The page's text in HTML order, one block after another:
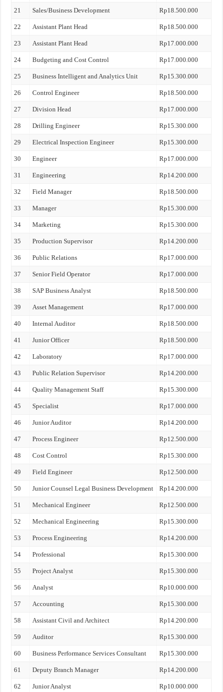
21 Sales/Business Development Rp18.500.000
22 Assistant Plant Head Rp18.500.000
23 Assistant Plant Head Rp17.000.000
24 Budgeting and Cost Control Rp17.000.000
25 Business Intelligent and Analytics Unit Rp15.300.000
26 Control Engineer Rp18.500.000
27 Division Head Rp17.000.000
28 Drilling Engineer Rp15.300.000
29 Electrical Inspection Engineer Rp15.300.000
30 Engineer Rp17.000.000
31 Engineering Rp14.200.000
32 Field Manager Rp18.500.000
33 Manager Rp15.300.000
34 Marketing Rp15.300.000
35 Production Supervisor Rp14.200.000
36 Public Relations Rp17.000.000
37 Senior Field Operator Rp17.000.000
38 SAP Business Analyst Rp18.500.000
39 Asset Management Rp17.000.000
40 Internal Auditor Rp18.500.000
41 Junior Officer Rp18.500.000
42 Laboratory Rp17.000.000
43 Public Relation Supervisor Rp14.200.000
44 Quality Management Staff Rp15.300.000
45 Specialist Rp17.000.000
46 Junior Auditor Rp14.200.000
47 Process Engineer Rp12.500.000
48 Cost Control Rp15.300.000
49 Field Engineer Rp12.500.000
50 Junior Counsel Legal Business Development Rp14.200.000
51 Mechanical Engineer Rp12.500.000
52 Mechanical Engineering Rp15.300.000
53 Process Engineering Rp14.200.000
54 Professional Rp15.300.000
55 Project Analyst Rp15.300.000
56 Analyst Rp10.000.000
57 Accounting Rp15.300.000
58 Assistant Civil and Architect Rp14.200.000
59 Auditor Rp15.300.000
60 Business Performance Services Consultant Rp15.300.000
61 Deputy Branch Manager Rp14.200.000
62 Junior Analyst Rp10.000.000